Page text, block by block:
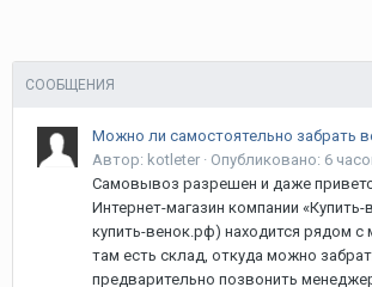
СООБЩЕНИЯ
Можно ли самостоятельно забрать
Автор: kotleter · Опубликовано: 6
Самовывоз разрешен и даже
Интернет-магазин компании
купить-венок.рф) находится рядом с
там есть склад, откуда можно
предварительно позвонить